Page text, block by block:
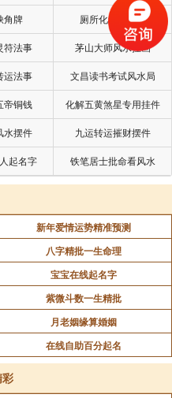
不需要做，就好开心好开
满足，什么都不需要一样。
直观感觉。
角牌 厕所化秽气煞套
符法事 茅山大师风水挂画
运法事 文昌读书考试风水局
帝铜钱 化解五黄煞星专用挂件
水摆件 九运转运摧财摆件
起名字 铁笔居士批命看风水
新年爱情运势精准预测
八字精批一生命理
宝宝在线起名字
紫微斗数一生精批
月老姻缘算婚姻
在线自助百分起名